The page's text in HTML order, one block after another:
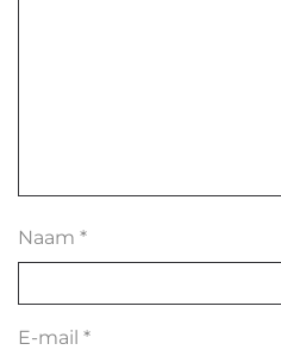
Naam *
E-mail *